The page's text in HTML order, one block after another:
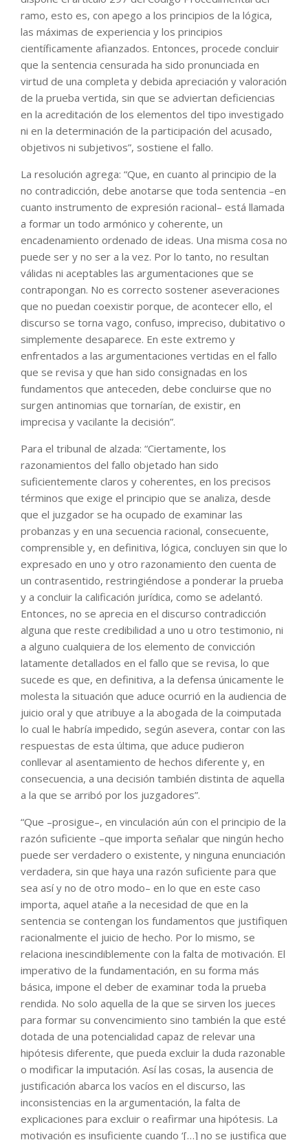
ramo, esto es, con apego a los principios de la lógica,
las máximas de experiencia y los principios
científicamente afianzados. Entonces, procede concluir
que la sentencia censurada ha sido pronunciada en
virtud de una completa y debida apreciación y valoración
de la prueba vertida, sin que se adviertan deficiencias
en la acreditación de los elementos del tipo investigado
ni en la determinación de la participación del acusado,
objetivos ni subjetivos”, sostiene el fallo.
La resolución agrega: “Que, en cuanto al principio de la
no contradicción, debe anotarse que toda sentencia –en
cuanto instrumento de expresión racional– está llamada
a formar un todo armónico y coherente, un
encadenamiento ordenado de ideas. Una misma cosa no
puede ser y no ser a la vez. Por lo tanto, no resultan
válidas ni aceptables las argumentaciones que se
contrapongan. No es correcto sostener aseveraciones
que no puedan coexistir porque, de acontecer ello, el
discurso se torna vago, confuso, impreciso, dubitativo o
simplemente desaparece. En este extremo y
enfrentados a las argumentaciones vertidas en el fallo
que se revisa y que han sido consignadas en los
fundamentos que anteceden, debe concluirse que no
surgen antinomias que tornarían, de existir, en
imprecisa y vacilante la decisión”.
Para el tribunal de alzada: “Ciertamente, los
razonamientos del fallo objetado han sido
suficientemente claros y coherentes, en los precisos
términos que exige el principio que se analiza, desde
que el juzgador se ha ocupado de examinar las
probanzas y en una secuencia racional, consecuente,
comprensible y, en definitiva, lógica, concluyen sin que lo
expresado en uno y otro razonamiento den cuenta de
un contrasentido, restringiéndose a ponderar la prueba
y a concluir la calificación jurídica, como se adelantó.
Entonces, no se aprecia en el discurso contradicción
alguna que reste credibilidad a uno u otro testimonio, ni
a alguno cualquiera de los elemento de convicción
latamente detallados en el fallo que se revisa, lo que
sucede es que, en definitiva, a la defensa únicamente le
molesta la situación que aduce ocurrió en la audiencia de
juicio oral y que atribuye a la abogada de la coimputada
lo cual le habría impedido, según asevera, contar con las
respuestas de esta última, que aduce pudieron
conllevar al asentamiento de hechos diferente y, en
consecuencia, a una decisión también distinta de aquella
a la que se arribó por los juzgadores”.
“Que –prosigue–, en vinculación aún con el principio de la
razón suficiente –que importa señalar que ningún hecho
puede ser verdadero o existente, y ninguna enunciación
verdadera, sin que haya una razón suficiente para que
sea así y no de otro modo– en lo que en este caso
importa, aquel atañe a la necesidad de que en la
sentencia se contengan los fundamentos que justifiquen
racionalmente el juicio de hecho. Por lo mismo, se
relaciona inescindiblemente con la falta de motivación. El
imperativo de la fundamentación, en su forma más
básica, impone el deber de examinar toda la prueba
rendida. No solo aquella de la que se sirven los jueces
para formar su convencimiento sino también la que esté
dotada de una potencialidad capaz de relevar una
hipótesis diferente, que pueda excluir la duda razonable
o modificar la imputación. Así las cosas, la ausencia de
justificación abarca los vacíos en el discurso, las
inconsistencias en la argumentación, la falta de
explicaciones para excluir o reafirmar una hipótesis. La
motivación es insuficiente cuando ‘[…] no se justifica que